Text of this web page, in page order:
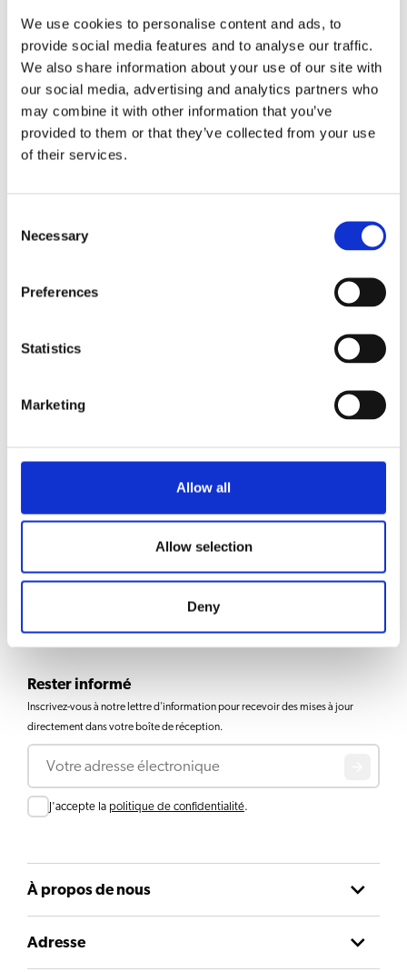
We use cookies to personalise content and ads, to
provide social media features and to analyse our traffic.
We also share information about your use of our site with
our social media, advertising and analytics partners who
may combine it with other information that you’ve
provided to them or that they’ve collected from your use
of their services.
Selection
Necessary
Preferences
Statistics
Marketing
Allow all
Allow selection
Deny
Pour fixer le container sur un chariot ou plan de travail.
Deux kits différents :
kit composé de 4 fixations sur le chariot
Kit composé de 4 cames d'arrêt sur le containe
Voir le produit
B5 HW W L/R Voir le produit
Rester informé
Inscrivez-vous à notre lettre d'information pour recevoir des mises à jour
directement dans votre boîte de réception.
Courriel
Consent
J'accepte la politique de confidentialité.
À propos de nous
Adresse